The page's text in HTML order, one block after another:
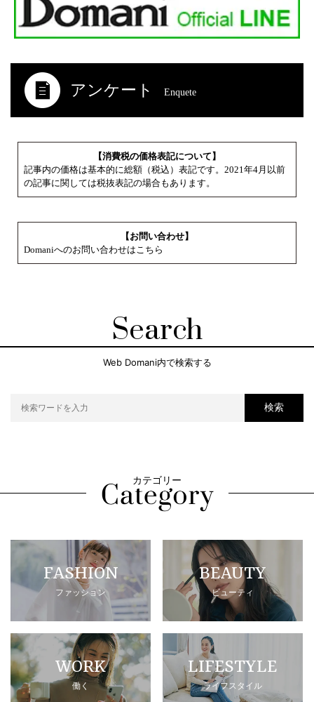
アンケート Enquete
【消費税の価格表記について】
記事内の価格は基本的に総額（税込）表記です。2021年4月以前
の記事に関しては税抜表記の場合もあります。
【お問い合わせ】
Domaniへのお問い合わせはこちら
Search
Web Domani内で検索する
検索
カテゴリー
FASHION
ファッション
BEAUTY
ビューティ
WORK
働く
LIFESTYLE
ライフスタイル